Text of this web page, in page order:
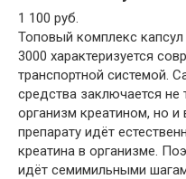
1 100 руб.
Топовый комплекс
3000 характеризуется
транспортной системой.
средства заключается не
организм креатином, но и
препарату идёт
креатина в организме.
идёт семимильными